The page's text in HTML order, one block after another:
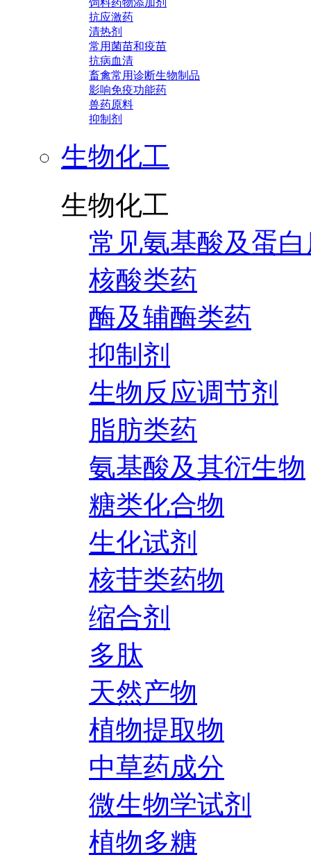
饲料药物添加剂
抗应激药
清热剂
常用菌苗和疫苗
抗病血清
畜禽常用诊断生物制品
影响免疫功能药
兽药原料
抑制剂
生物化工
生物化工
常见氨基酸及蛋
核酸类药
酶及辅酶类药
抑制剂
生物反应调节剂
脂肪类药
氨基酸及其衍生物
糖类化合物
生化试剂
核苷类药物
缩合剂
多肽
天然产物
植物提取物
中草药成分
微生物学试剂
植物多糖